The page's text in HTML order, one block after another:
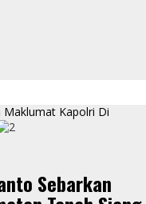
Maklumat Kapolri Di
Sebarkan